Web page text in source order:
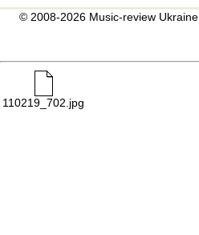
© 2008-2026 Music-review Ukraine
110219_702.jpg